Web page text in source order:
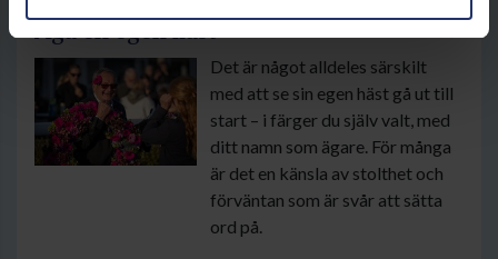
Äga en egen häst
Det är något alldeles särskilt
med att se sin egen häst gå ut till
start – i färger du själv valt, med
ditt namn som ägare. För många
är det en känsla av stolthet och
förväntan som är svår att sätta
ord på.